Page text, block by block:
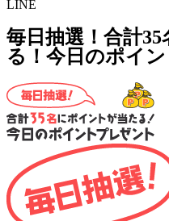
LINE
毎日抽選！合計
る！今日のポイ